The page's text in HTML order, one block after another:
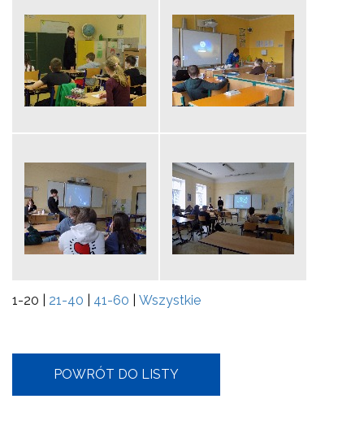
1-20 21-40 41-60 Wszystkie